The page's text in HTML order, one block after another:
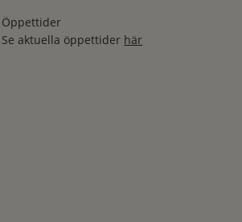
Öppettider
Se aktuella öppettider här